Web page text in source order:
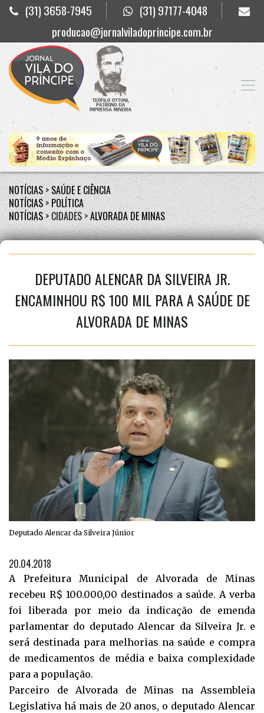
(31) 3658-7945
(31) 97177-4048
producao@jornalviladoprincipe.com.br
NOTÍCIAS > SAÚDE E CIÊNCIA
NOTÍCIAS >POLÍTICA
NOTÍCIAS> CIDADES >ALVORADA DE MINAS
DEPUTADO ALENCAR DA SILVEIRA JR.
ENCAMINHOU R$ 100 MIL PARA A SAÚDE DE
ALVORADA DE MINAS
Deputado Alencar da Silveira Júnior
20.04.2018
A Prefeitura Municipal de Alvorada de Minas
recebeu R$ 100.000,00 destinados a saúde. A verba
foi liberada por meio da indicação de emenda
parlamentar do deputado Alencar da Silveira Jr. e
será destinada para melhorias na saúde e compra
de medicamentos de média e baixa complexidade
para a população.
Parceiro de Alvorada de Minas na Assembleia
Legislativa há mais de 20 anos, o deputado Alencar